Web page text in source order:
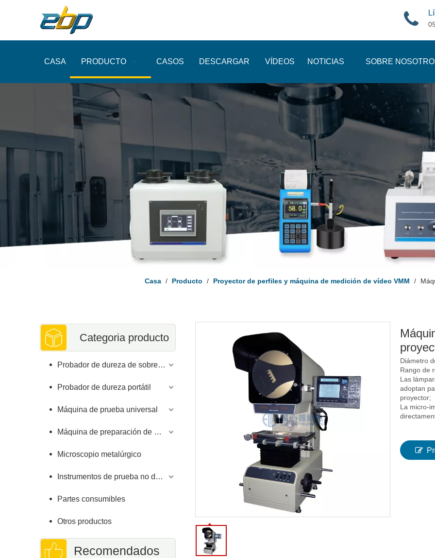
CASA PRODUCTO CASOS DESCARGAR VÍDEOS NOTICIAS SOBRE
Casa / Producto / Proyector de perfiles y máquina de medición de vídeo VMM /
Categoria producto
Probador de dureza de sobremesa
Probador de dureza portátil
Máquina de prueba universal
Máquina de preparación de muestras
Microscopio metalúrgico
Instrumentos de prueba no destructivos
Partes consumibles
Otros productos
Recomendados
Diámetro
Rango de
Las
adoptan
proyector;
La micro-